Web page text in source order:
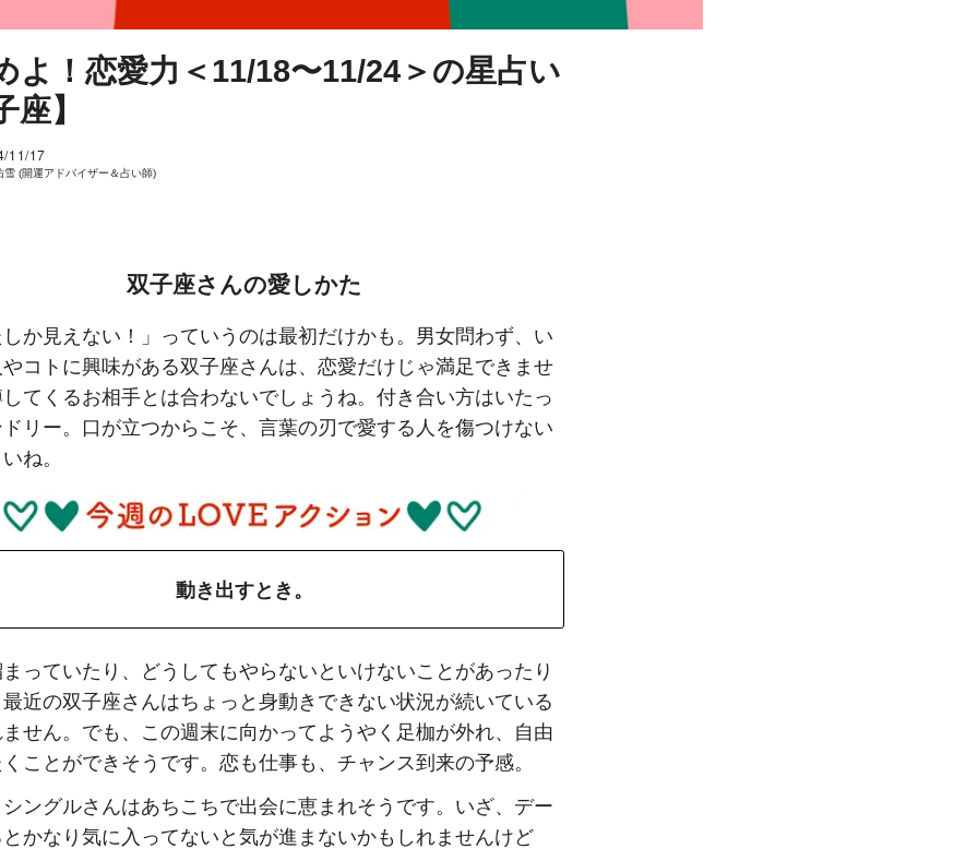
よ！恋愛力＜11/18〜11/24＞の星占い
座】
11/17
雪 (開運アドバイザー＆占い師)
双子座さんの愛しかた
か見えない！」っていうのは最初だけかも。男女問わず、い
コトに興味がある双子座さんは、恋愛だけじゃ満足できませ
てくるお相手とは合わないでしょうね。付き合い方はいたっ
リー。口が立つからこそ、言葉の刃で愛する人を傷つけない
ね。
動き出すとき。
っていたり、どうしてもやらないといけないことがあったり
近の双子座さんはちょっと身動きできない状況が続いている
せん。でも、この週末に向かってようやく足枷が外れ、自由
ことができそうです。恋も仕事も、チャンス到来の予感。
ングルさんはあちこちで出会に恵まれそうです。いざ、デー
かなり気に入ってないと気が進まないかもしれませんけど